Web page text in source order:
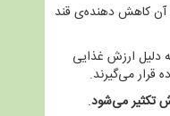
آن کاهش دهنده‌ی قند
دلیل ارزش غذایی
قرار می‌گیرند.
تکثیر می‌شود.